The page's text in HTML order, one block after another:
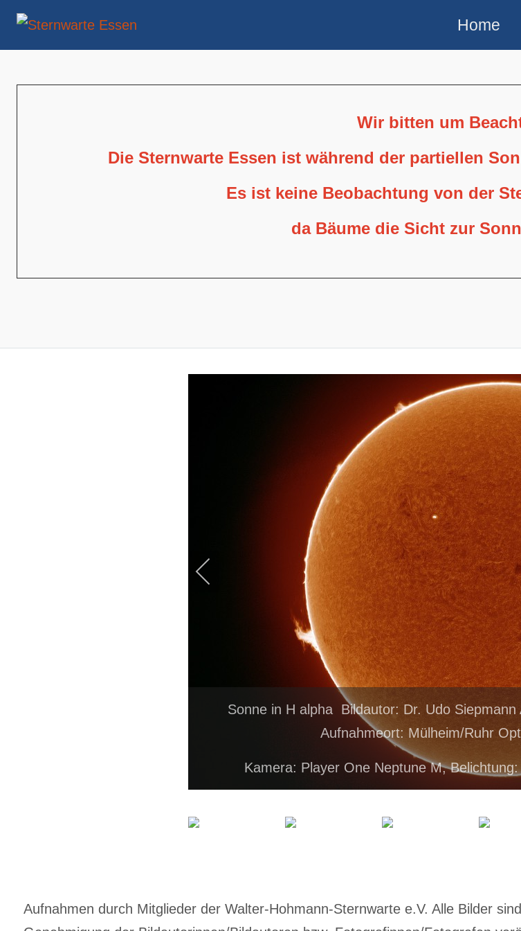
Home
Wir bitten um
Die Sternwarte Essen ist während der partiellen
Es ist keine Beobachtung von der
da Bäume die Sicht zur
Sonne in H alpha Bildautor: Dr. Udo
Aufnahmeort: Mülheim/Ruhr
Kamera: Player One Neptune M,
Aufnahmen durch Mitglieder der Walter-Hohmann-Sternwarte e.V. Alle Bilder